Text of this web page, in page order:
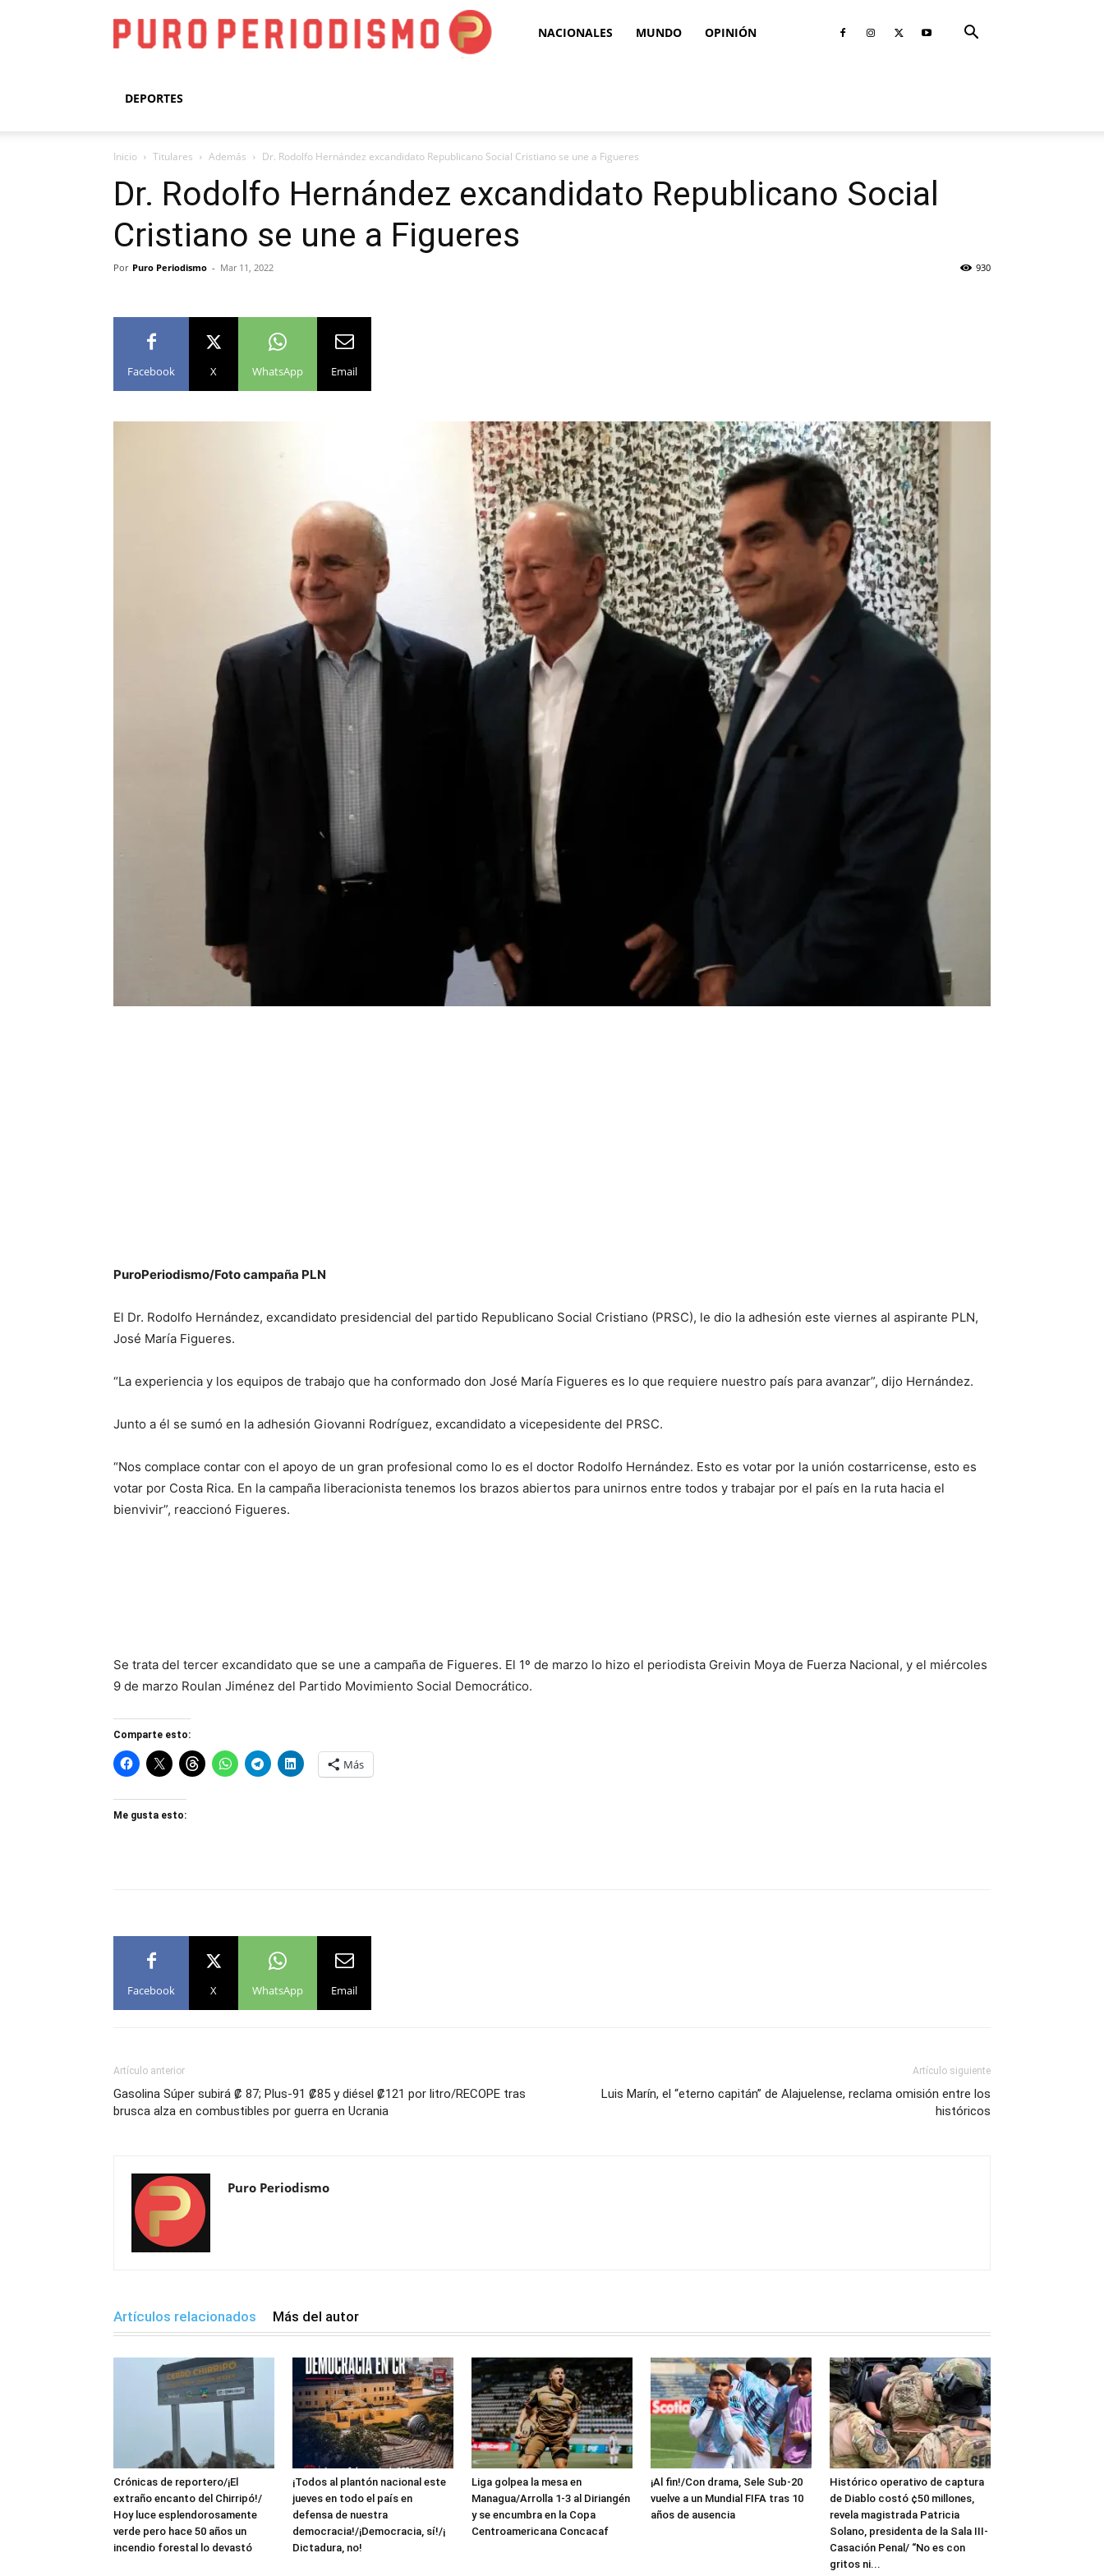
Puro NACIONALES MUNDO OPINIÓN
DEPORTES
Inicio Titulares Además Dr. Rodolfo Hernández excandidato Republicano Social Cristiano se une a Figueres
Dr. Rodolfo Hernández excandidato Republicano Social
Cristiano se une a Figueres
Por Puro Periodismo - Mar 11, 2022 930
Facebook X WhatsApp Email
PuroPeriodismo/Foto campaña PLN
El Dr. Rodolfo Hernández, excandidato presidencial del partido Republicano Social Cristiano (PRSC), le dio la adhesión este viernes al aspirante PLN,
José María Figueres.
“La experiencia y los equipos de trabajo que ha conformado don José María Figueres es lo que requiere nuestro país para avanzar”, dijo Hernández.
Junto a él se sumó en la adhesión Giovanni Rodríguez, excandidato a vicepesidente del PRSC.
“Nos complace contar con el apoyo de un gran profesional como lo es el doctor Rodolfo Hernández. Esto es votar por la unión costarricense, esto es
votar por Costa Rica. En la campaña liberacionista tenemos los brazos abiertos para unirnos entre todos y trabajar por el país en la ruta hacia el
bienvivir”, reaccionó Figueres.
Se trata del tercer excandidato que se une a campaña de Figueres. El 1º de marzo lo hizo el periodista Greivin Moya de Fuerza Nacional, y el miércoles
9 de marzo Roulan Jiménez del Partido Movimiento Social Democrático.
Comparte esto:
Más
Me gusta esto:
Facebook X WhatsApp Email
Artículo anterior
Gasolina Súper subirá ₡ 87; Plus-91 ₡85 y diésel ₡121 por litro/RECOPE tras
brusca alza en combustibles por guerra en Ucrania
Artículo siguiente
Luis Marín, el “eterno capitán” de Alajuelense, reclama omisión entre los
históricos
Puro Periodismo
Artículos relacionados Más del autor
Crónicas de reportero/¡El
extraño encanto del Chirripó!/
Hoy luce esplendorosamente
verde pero hace 50 años un
incendio forestal lo devastó
¡Todos al plantón nacional este
jueves en todo el país en
defensa de nuestra
democracia!/¡Democracia, sí!/¡
Dictadura, no!
Liga golpea la mesa en
Managua/Arrolla 1-3 al Diriangén
y se encumbra en la Copa
Centroamericana Concacaf
¡Al fin!/Con drama, Sele Sub-20
vuelve a un Mundial FIFA tras 10
años de ausencia
Histórico operativo de captura
de Diablo costó ¢50 millones,
revela magistrada Patricia
Solano, presidenta de la Sala III-
Casación Penal/ “No es con
gritos ni...